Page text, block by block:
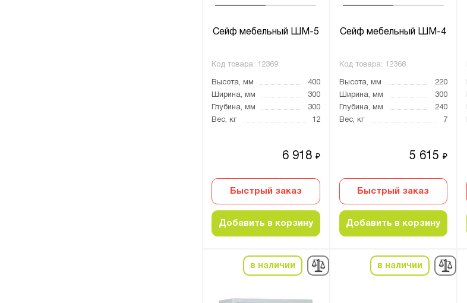
Сейф мебельный ШМ-5
Код товара: 12369
Высота, мм
400
Ширина, мм
300
Глубина, мм
300
Вес, кг
12
6 918 ₽
Быстрый заказ
Добавить в корзину
Сейф мебельный ШМ-4
Код товара: 12368
Высота, мм
220
Ширина, мм
300
Глубина, мм
240
Вес, кг
7
5 615₽
Быстрый заказ
Добавить в корзину
в наличии в наличии